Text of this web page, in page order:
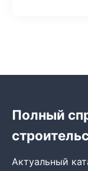
Полный
Актуальный